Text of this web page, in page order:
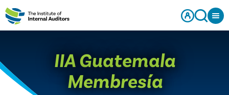
IIA Guatemala
Membresía